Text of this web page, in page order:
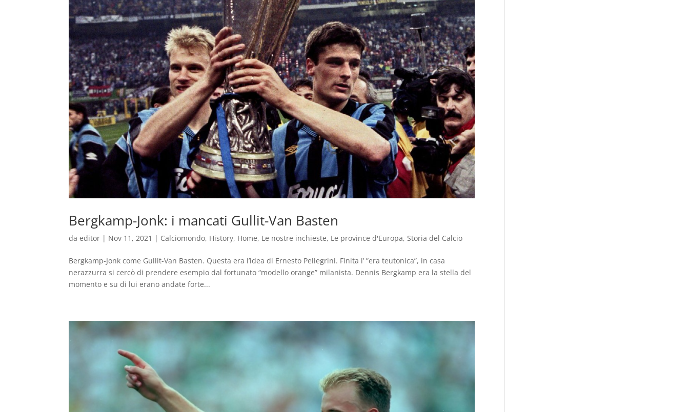
Bergkamp-Jonk: i mancati Gullit-Van Basten
daeditor | Nov 11, 2021 | Calciomondo, History, Home, Le nostre inchieste, Le province d'Europa,Storia del Calcio
Bergkamp-Jonk come Gullit-Van Basten. Questa era l’idea di Ernesto Pellegrini. Finita l’ ”era teutonica”, in casa
nerazzurra si cercò di prendere esempio dal fortunato “modello orange” milanista. Dennis Bergkamp era la stella del
momento e su di lui erano andate forte...